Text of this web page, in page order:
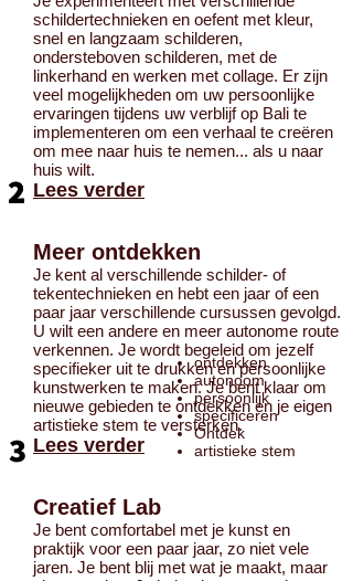
schildertechnieken en oefent met kleur,
snel en langzaam schilderen,
ondersteboven schilderen, met de
linkerhand en werken met collage. Er zijn
veel mogelijkheden om uw persoonlijke
ervaringen tijdens uw verblijf op Bali te
implementeren om een verhaal te creëren
om mee naar huis te nemen... als u naar
huis wilt.
Lees verder
Meer ontdekken
Je kent al verschillende schilder- of
tekentechnieken en hebt een jaar of een
paar jaar verschillende cursussen gevolgd.
U wilt een andere en meer autonome route
verkennen. Je wordt begeleid om jezelf
specifieker uit te drukken en persoonlijke
kunstwerken te maken. Je bent klaar om
nieuwe gebieden te ontdekken en je eigen
artistieke stem te versterken.
Lees verder
Creatief Lab
Je bent comfortabel met je kunst en
praktijk voor een paar jaar, zo niet vele
jaren. Je bent blij met wat je maakt, maar
ontdekken
autonoom
persoonlijk
specificeren
Ontdek
artistieke stem
2
2
3